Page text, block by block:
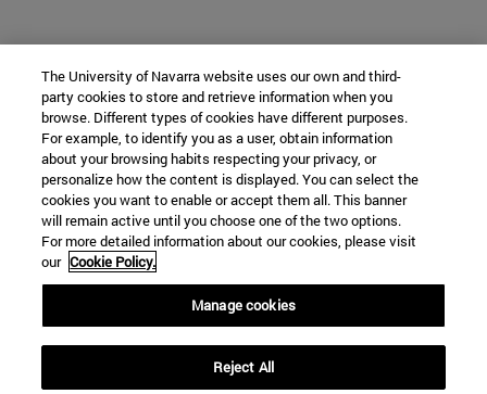
The University of Navarra website uses our own and third-
party cookies to store and retrieve information when you
browse. Different types of cookies have different purposes.
For example, to identify you as a user, obtain information
about your browsing habits respecting your privacy, or
personalize how the content is displayed. You can select the
cookies you want to enable or accept them all. This banner
will remain active until you choose one of the two options.
For more detailed information about our cookies, please visit
our Cookie Policy.
Manage cookies
Reject All